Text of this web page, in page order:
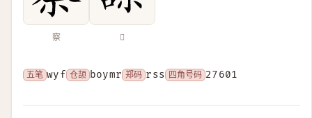
察 𧫕
五笔 wyf 仓颉 boymr 郑码 rss 四角号码 27601